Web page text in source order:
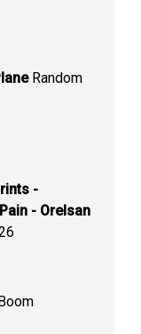
Random
-
- Orelsan